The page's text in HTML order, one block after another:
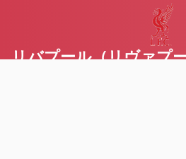
リバプール（リヴァプ